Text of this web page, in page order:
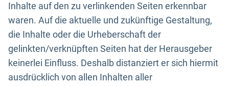
Inhalte auf den zu verlinkenden Seiten erkennbar
waren. Auf die aktuelle und zukünftige Gestaltung,
die Inhalte oder die Urheberschaft der
gelinkten/verknüpften Seiten hat der Herausgeber
keinerlei Einfluss. Deshalb distanziert er sich hiermit
ausdrücklich von allen Inhalten aller